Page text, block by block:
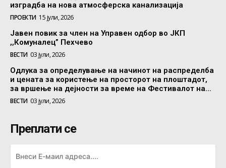
изградба на нова атмосферска канализација
ПРОЕКТИ 15 јули, 2026
Јавен повик за член на Управен одбор во ЈКП
,,Комуналец” Пехчево
ВЕСТИ 03 јули, 2026
Одлука за определување на начинот на распределба
и цената за користење на просторот на плоштадот,
за вршење на дејности за време на Фестивалот на...
ВЕСТИ 03 јули, 2026
Преплати се